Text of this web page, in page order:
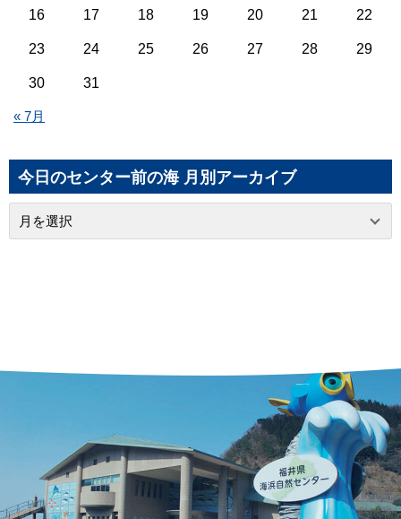
« 7月
16 17 18 19 20 21 22
23 24 25 26 27 28 29
30 31
今日のセンター前の海 月別アーカイブ